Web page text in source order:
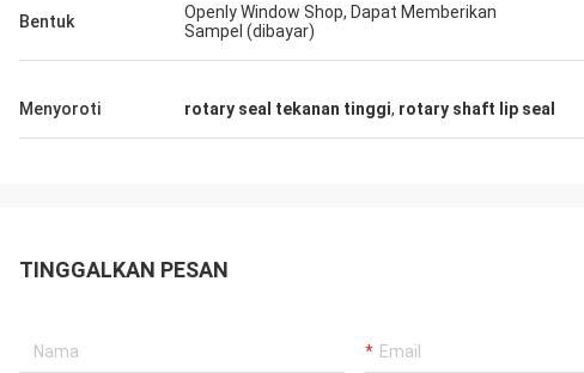
Mutakilwa Wilson africa
biasa, Produk agensi adalah 100% asli,
Carlo
memberikan saran
Bentuk
Openly Window Shop, Dapat Memberikan
Sampel (dibayar)
Menyoroti rotary seal tekanan tinggi, rotary shaft lip seal
TINGGALKAN PESAN